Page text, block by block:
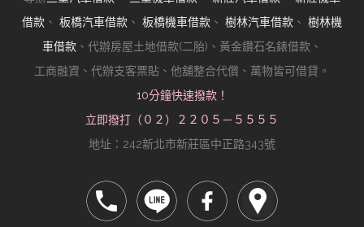
借款 、 板橋汽車借款 、 板橋機車借款 、 樹林汽車借款 、 樹林機
車借款 、代辦房屋土地借款(二胎)、黃金鑽石名錶借款、
工商融資、代辦支客票貼、他舖整合代償、萬物皆可借貸。
10分鐘快速撥款！
立即撥打（０２）２２０５－５５５５
地址：242新北市新莊區中正路343號